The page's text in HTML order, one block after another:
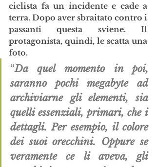
ciclista fa un incidente e cade a
terra. Dopo aver sbraitato contro i
passanti questa sviene. Il
protagonista, quindi, le scatta una
foto.
“Da quel momento in poi,
saranno pochi megabyte ad
archiviarne gli elementi, sia
quelli essenziali, primari, che i
dettagli. Per esempio, il colore
dei suoi orecchini. Oppure se
veramente ce li aveva, gli